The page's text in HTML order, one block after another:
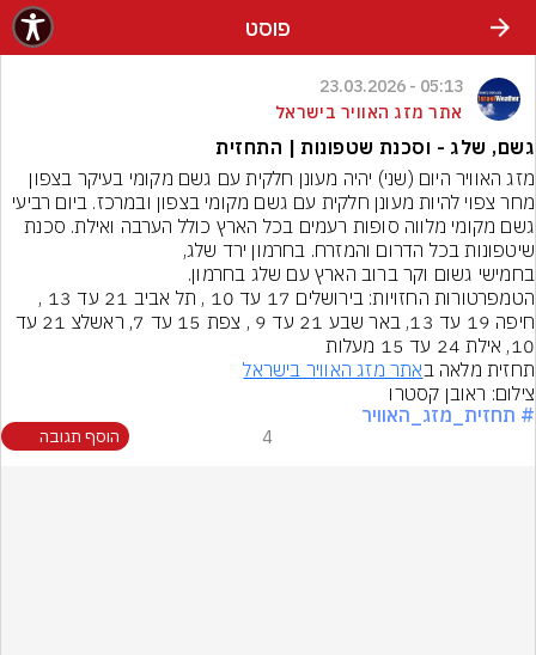
פוסט
05:13 - 23.03.2026
אתר מזג האוויר בישראל
גשם, שלג - וסכנת שטפונות | התחזית
גשם מקומי מלווה סופות רעמים בכל הארץ כולל הערבה ואילת. סכנת
בחמישי גשום וקר ברוב הארץ עם שלג בחרמון.
10, אילת 24 עד 15 מעלות
תחזית מלאה באתר מזג האוויר בישראל
צילום: ראובן קסטרו
# תחזית_מזג_האוויר
4 הוסף תגובה